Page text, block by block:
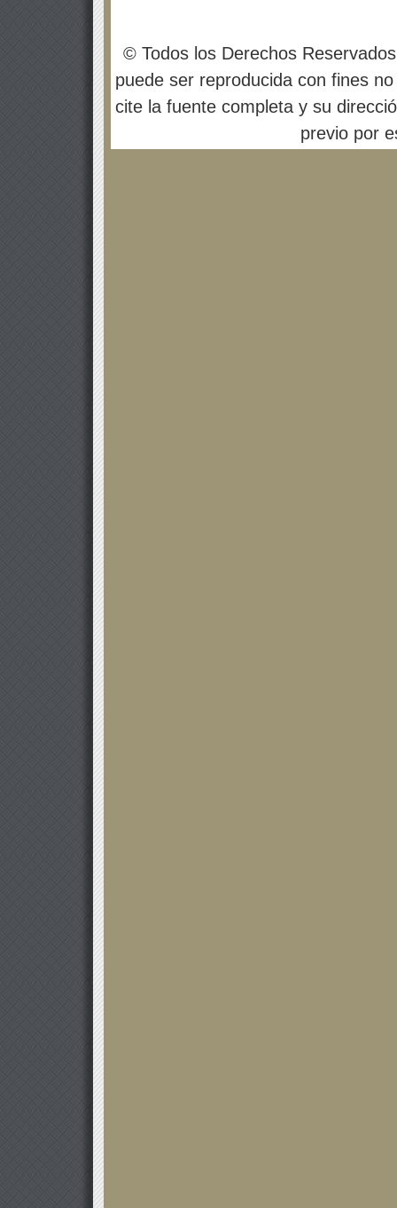
© Todos los Derechos
puede ser reproducida con fines
cite la fuente completa y su
previo por